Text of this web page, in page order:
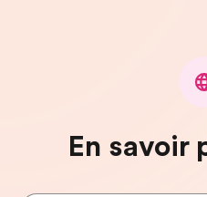
En savoir